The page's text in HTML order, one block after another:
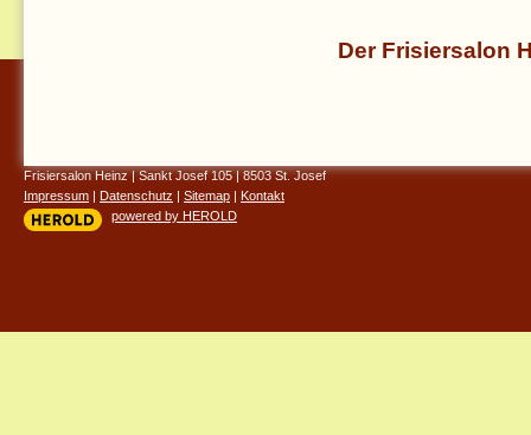
Der Frisiersalon
Frisiersalon Heinz|Sankt Josef 105|8503 St. Josef
Impressum | Datenschutz | Sitemap | Kontakt
powered by HEROLD